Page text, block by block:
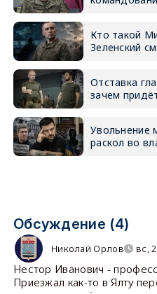
Кто такой
Зеленский
Отставка
зачем
Увольнение
раскол во
Обсуждение (4)
Николай Орлов вс,
Нестор Иванович -
Приезжал как-то в Ялту